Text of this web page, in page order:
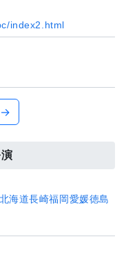
index2.html
→
北海道長崎福岡愛媛徳島